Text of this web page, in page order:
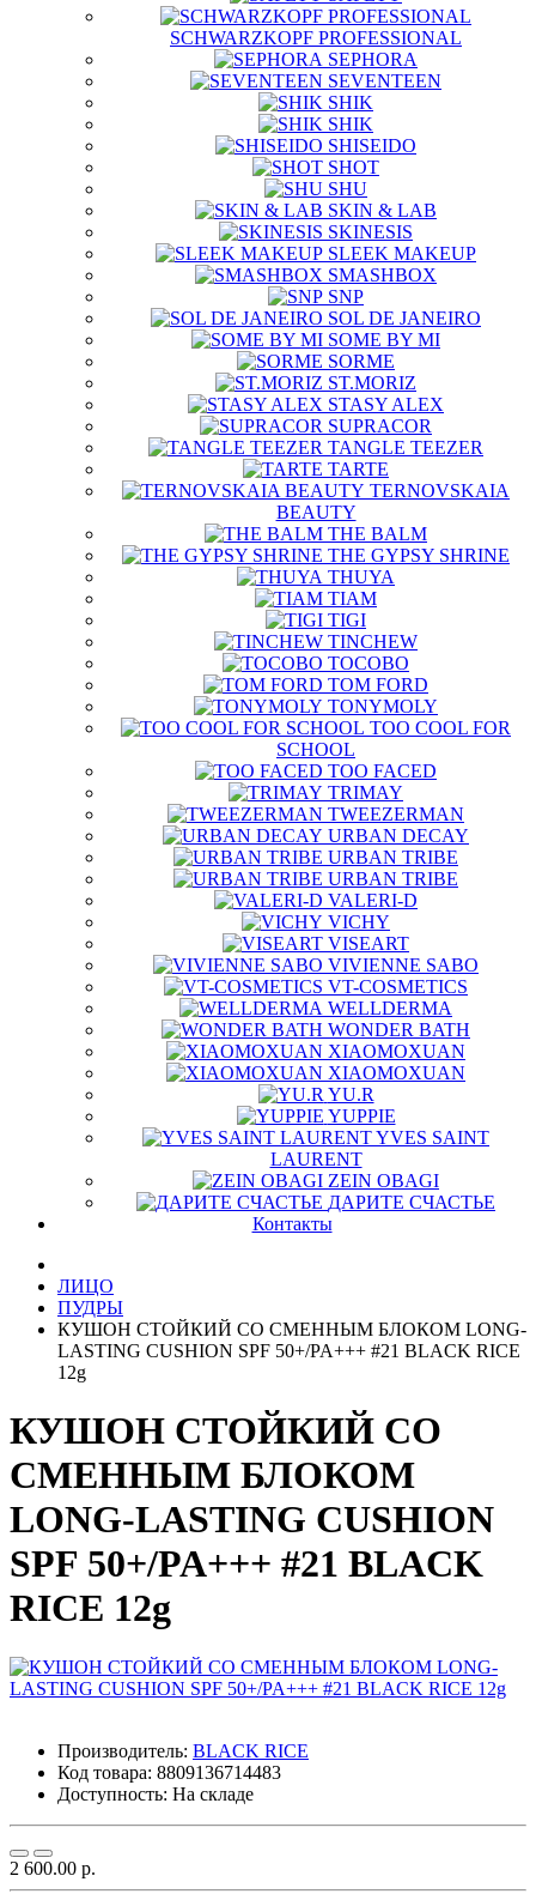
SCHWARZKOPF PROFESSIONAL
SEPHORA
SEVENTEEN
SHIK
SHIK
SHISEIDO
SHOT
SHU
SKIN & LAB
SKINESIS
SLEEK MAKEUP
SMASHBOX
SNP
SOL DE JANEIRO
SOME BY MI
SORME
ST.MORIZ
STASY ALEX
SUPRACOR
TANGLE TEEZER
TARTE
TERNOVSKAIA
BEAUTY
THE BALM
THE GYPSY SHRINE
THUYA
TIAM
TIGI
TINCHEW
TOCOBO
TOM FORD
TONYMOLY
TOO COOL FOR
SCHOOL
TOO FACED
TRIMAY
TWEEZERMAN
URBAN DECAY
URBAN TRIBE
URBAN TRIBE
VALERI-D
VICHY
VISEART
VIVIENNE SABO
VT-COSMETICS
WELLDERMA
WONDER BATH
XIAOMOXUAN
XIAOMOXUAN
YU.R
YUPPIE
YVES SAINT
LAURENT
ZEIN OBAGI
ДАРИТЕ СЧАСТЬЕ
Контакты
ЛИЦО
ПУДРЫ
КУШОН СТОЙКИЙ СО СМЕННЫМ БЛОКОМ LONG-
LASTING CUSHION SPF 50+/PA+++ #21 BLACK RICE
12g
КУШОН СТОЙКИЙ СО
СМЕННЫМ БЛОКОМ
LONG-LASTING CUSHION
SPF 50+/PA+++ #21 BLACK
RICE 12g
Производитель: BLACK RICE
Код товара: 8809136714483
Доступность: На складе
2 600.00 р.